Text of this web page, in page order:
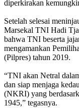
diperkirakan
Setelah selesai
Marsekal TNI Hadi
bahwa TNI beserta
mengamankan
(Pilpres) tahun 2019.
“TNI akan Netral
dan siap menjaga
(NKRI) yang
1945,” tegasnya.